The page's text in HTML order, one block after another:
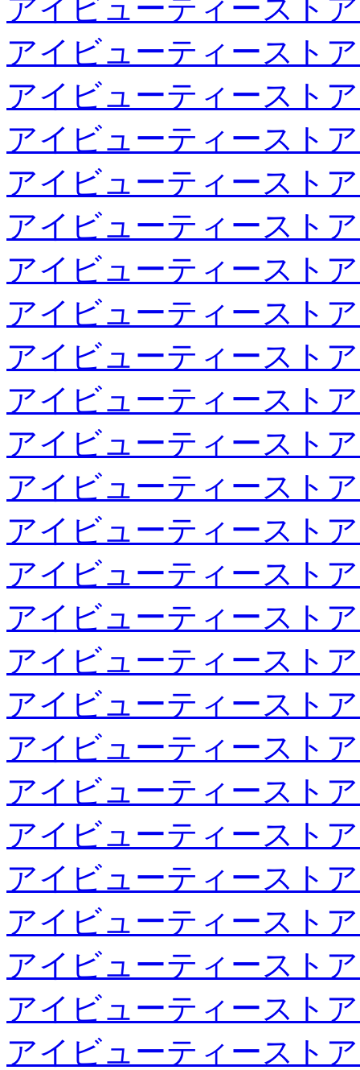
アイビューティースト
アイビューティースト
アイビューティースト
アイビューティースト
アイビューティースト
アイビューティースト
アイビューティースト
アイビューティースト
アイビューティースト
アイビューティースト
アイビューティースト
アイビューティースト
アイビューティースト
アイビューティースト
アイビューティースト
アイビューティースト
アイビューティースト
アイビューティースト
アイビューティースト
アイビューティースト
アイビューティースト
アイビューティースト
アイビューティースト
アイビューティースト
アイビューティースト